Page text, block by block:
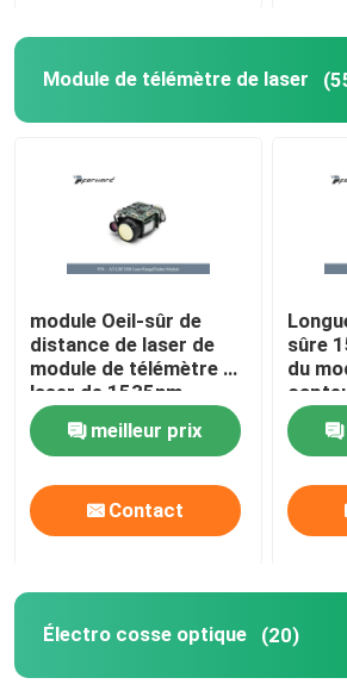
Module de télémètre de laser
module Oeil-sûr de
distance de laser de
module de télémètre de
laser de 1535nm
8000m
meilleur prix
Contact
sûre
du
laser
Électro cosse optique (20)